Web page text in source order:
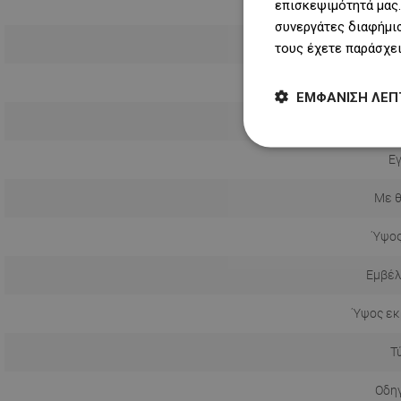
Με
Ύψος
επισκεψιμότητά
συνεργάτες
τους έχετε
ΕΜΦΆΝΙΣΗ